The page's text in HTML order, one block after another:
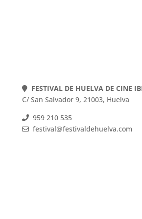
FESTIVAL DE HUELVA DE CINE
C/ San Salvador 9, 21003, Huelva
959 210 535
festival@festivaldehuelva.com